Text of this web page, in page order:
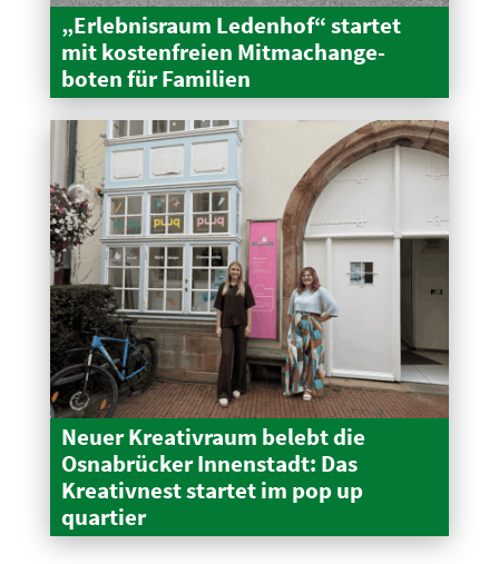
„Erleb­nisraum Ledenhof“ startet
mit kosten­freien Mitma­ch­an­ge­
boten für Familien
Neuer Kreativraum belebt die
Osnabrücker Innen­stadt: Das
Kreativnest startet im pop up
quartier